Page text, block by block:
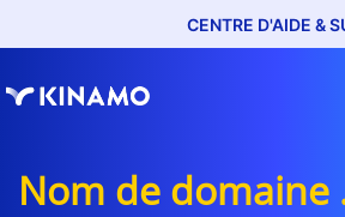
CENTRE D'AIDE &
Nom de domaine